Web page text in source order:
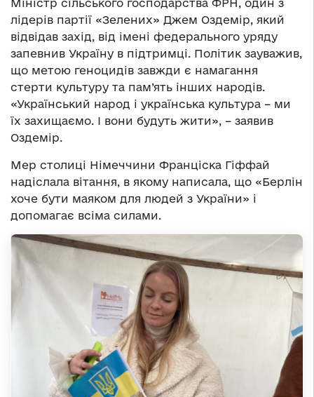
Міністр сільського господарства ФРН, один з
лідерів партії «Зелених» Джем Оздемір, який
відвідав захід, від імені федерального уряду
запевнив Україну в підтримці. Політик зауважив,
що метою геноцидів завжди є намагання
стерти культуру та пам’ять інших народів.
«Український народ і українська культура – ми
їх захищаємо. І вони будуть жити», – заявив
Оздемір.
Мер столиці Німеччини Франціска Гіффай
надіслала вітання, в якому написала, що «Берлін
хоче бути маяком для людей з України» і
допомагає всіма силами.